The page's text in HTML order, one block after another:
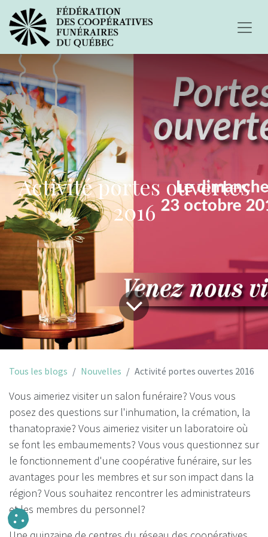
Activité portes ouvertes
2016
Tous les blogs Nouvelles Activité portes ouvertes 2016
Vous aimeriez visiter un salon funéraire? Vous vous
posez des questions sur l'inhumation, la crémation, la
thanatopraxie? Vous aimeriez visiter un laboratoire où
se font les embaumements? Vous vous questionnez sur
le fonctionnement d'une coopérative funéraire, sur les
avantages pour les membres et sur son impact dans la
région? Vous souhaitez rencontrer les administrateurs
et les membres du personnel?